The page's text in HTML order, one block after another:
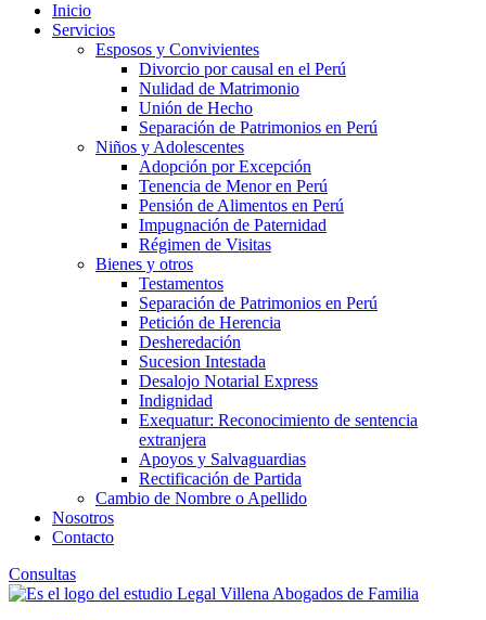
Inicio
Servicios
Esposos y Convivientes
Divorcio por causal en el Perú
Nulidad de Matrimonio
Unión de Hecho
Separación de Patrimonios en Perú
Niños y Adolescentes
Adopción por Excepción
Tenencia de Menor en Perú
Pensión de Alimentos en Perú
Impugnación de Paternidad
Régimen de Visitas
Bienes y otros
Testamentos
Separación de Patrimonios en Perú
Petición de Herencia
Desheredación
Sucesion Intestada
Desalojo Notarial Express
Indignidad
Exequatur: Reconocimiento de sentencia
extranjera
Apoyos y Salvaguardias
Rectificación de Partida
Cambio de Nombre o Apellido
Nosotros
Contacto
Consultas